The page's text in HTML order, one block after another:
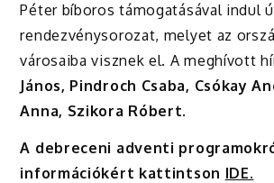
Péter bíboros támogatásával indul
rendezvénysorozat, melyet az
városaiba visznek el. A meghívott
János, Pindroch Csaba, Csókay
Anna, Szikora Róbert.
A debreceni adventi
információkért kattintson IDE.